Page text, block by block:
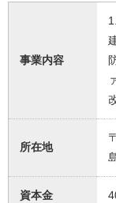
事業内容
所在地
資本金